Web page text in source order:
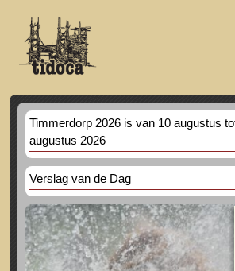
Timmerdorp 2026 is van 10 augustus
augustus 2026
Verslag van de Dag